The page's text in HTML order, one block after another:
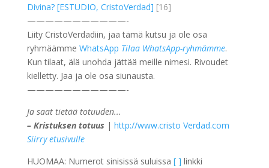
Divina? [ESTUDIO, CristoVerdad] [16]
———————————-
Liity CristoVerdadiin, jaa tämä kutsu ja ole osa
ryhmäämme WhatsApp Tilaa WhatsApp-ryhmämme.
Kun tilaat, älä unohda jättää meille nimesi. Rivoudet
kielletty. Jaa ja ole osa siunausta.
———————————-
Ja saat tietää totuuden...
– Kristuksen totuus | http://www.cristo Verdad.com
Siirry etusivulle
HUOMAA: Numerot sinisissä suluissa [ ] linkki